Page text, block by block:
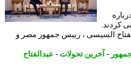
السیسی ، رییس جمهور مصر و
-آخرین تحولات-عبدالفتاح